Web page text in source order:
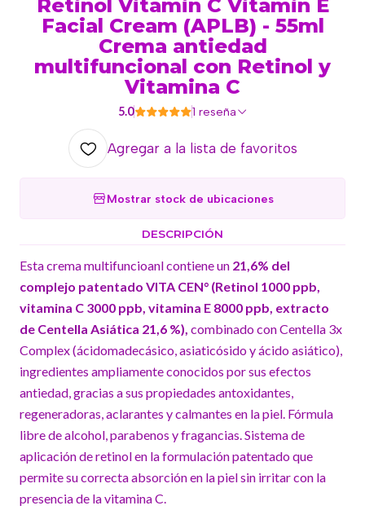
Retinol Vitamin C Vitamin E
Facial Cream (APLB) - 55ml
Crema antiedad
multifuncional con Retinol y
Vitamina C
5.0 1 reseña
Agregar a la lista de favoritos
Mostrar stock de ubicaciones
DESCRIPCIÓN
Esta crema multifuncioanl contiene un 21,6% del
complejo patentado VITA CEN° (Retinol 1000 ppb,
vitamina C 3000 ppb, vitamina E 8000 ppb, extracto
de Centella Asiática 21,6 %), combinado con Centella 3x
Complex (ácidomadecásico, asiaticósido y ácido asiático),
ingredientes ampliamente conocidos por sus efectos
antiedad, gracias a sus propiedades antoxidantes,
regeneradoras, aclarantes y calmantes en la piel. Fórmula
libre de alcohol, parabenos y fragancias. Sistema de
aplicación de retinol en la formulación patentado que
permite su correcta absorción en la piel sin irritar con la
presencia de la vitamina C.